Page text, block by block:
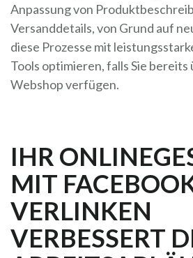
Anpassung von
Versanddetails, von Grund auf
diese Prozesse mit
Tools optimieren, falls Sie bereits
Webshop verfügen.
IHR
MIT
VERLINKEN
VERBESSERT